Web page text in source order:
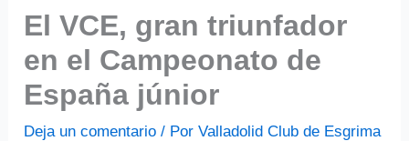
El VCE, gran triunfador
en el Campeonato de
España júnior
Deja un comentario / PorValladolid Club de Esgrima